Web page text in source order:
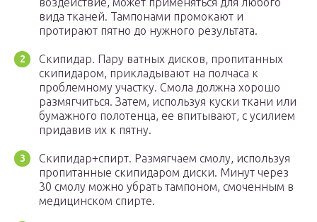
вида тканей. Тампонами промокают и
протирают пятно до нужного результата.
Скипидар. Пару ватных дисков, пропитанных
скипидаром, прикладывают на полчаса к
проблемному участку. Смола должна хорошо
размягчиться. Затем, используя куски ткани или
бумажного полотенца, ее впитывают, с усилием
придавив их к пятну.
Скипидар+спирт. Размягчаем смолу, используя
пропитанные скипидаром диски. Минут через
30 смолу можно убрать тампоном, смоченным в
медицинском спирте.